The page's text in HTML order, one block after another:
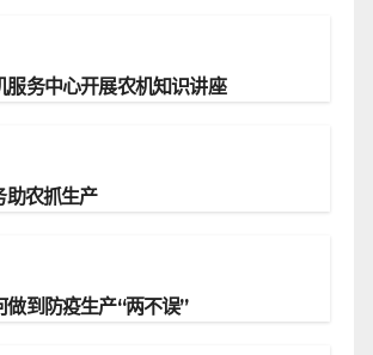
服务中心开展农机知识讲座
助农抓生产
到防疫生产“两不误”